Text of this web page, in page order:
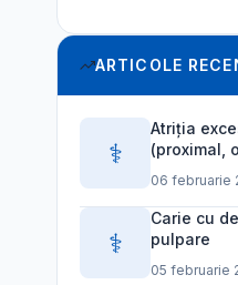
ARTICOLE
⚕️
Atriția
(proximal,
06 februarie
⚕️
Carie cu
pulpare
05 februarie